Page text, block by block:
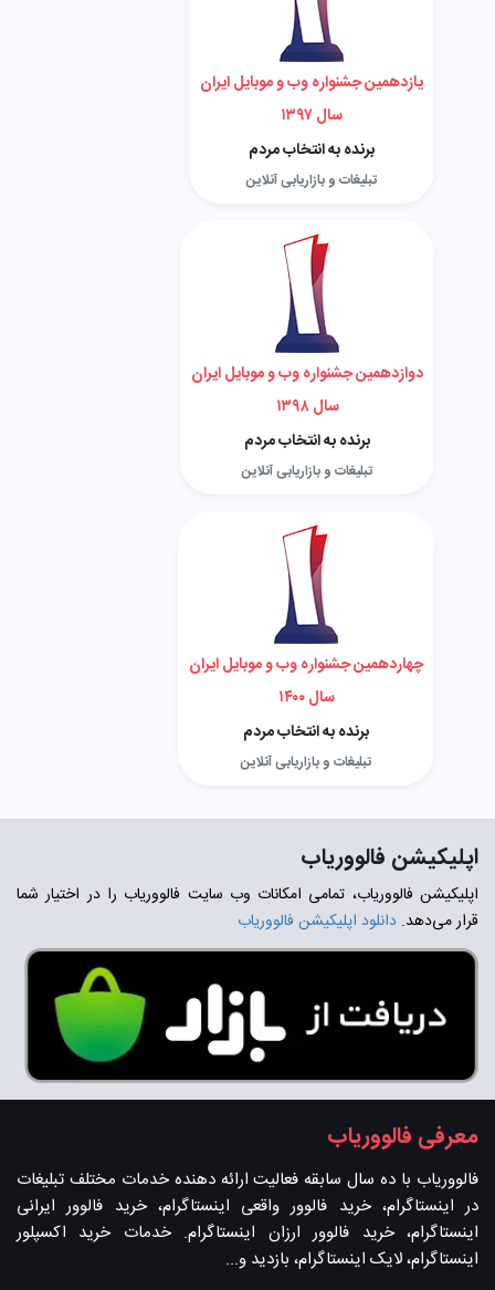
یازدهمین جشنواره وب و موبایل ایران
سال ۱۳۹۷
برنده به انتخاب مردم
تبلیغات و بازاریابی آنلاین
دوازدهمین جشنواره وب و موبایل ایران
سال ۱۳۹۸
برنده به انتخاب مردم
تبلیغات و بازاریابی آنلاین
چهاردهمین جشنواره وب و موبایل ایران
سال ۱۴۰۰
برنده به انتخاب مردم
تبلیغات و بازاریابی آنلاین
اپلیکیشن فالووریاب
اپلیکیشن فالووریاب، تمامی امکانات وب سایت فالووریاب را در اختیار شما
قرار می‌دهد. دانلود اپلیکیشن فالووریاب
معرفی فالووریاب
فالووریاب با ده سال سابقه فعالیت ارائه دهنده خدمات مختلف تبلیغات
در اینستاگرام، خرید فالوور واقعی اینستاگرام، خرید فالوور ایرانی
اینستاگرام، خرید فالوور ارزان اینستاگرام. خدمات خرید اکسپلور
اینستاگرام، لایک اینستاگرام، بازدید و...